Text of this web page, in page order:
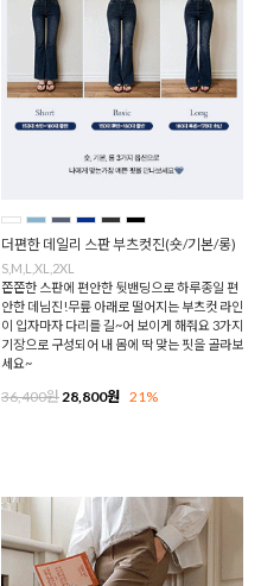
더편한 데일리 스판 부츠컷진(숏/기본/롱)
S,M,L,XL,2XL
쫀쫀한 스판에 편안한 뒷밴딩으로 하루종일 편
안한 데님진!무릎 아래로 떨어지는 부츠컷 라인
이 입자마자 다리를 길~어 보이게 해줘요 3가지
기장으로 구성되어 내 몸에 딱 맞는 핏을 골라보
세요~
36,400원 28,800원 21%